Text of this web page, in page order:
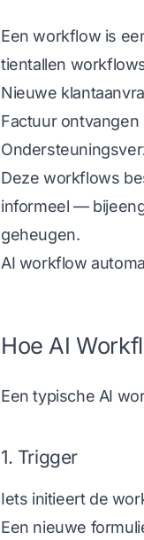
Een workflow is
tientallen
Nieuwe
Factuur
Deze workflows
informeel —
geheugen.
AI workflow
Hoe AI
Een typische AI
1. Trigger
Iets initieert de
Een nieuwe